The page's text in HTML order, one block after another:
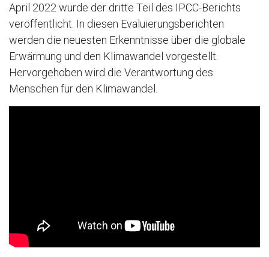
April 2022 wurde der dritte Teil des IPCC-Berichts
veröffentlicht. In diesen Evaluierungsberichten
werden die neuesten Erkenntnisse über die globale
Erwärmung und den Klimawandel vorgestellt.
Hervorgehoben wird die Verantwortung des
Menschen für den Klimawandel.